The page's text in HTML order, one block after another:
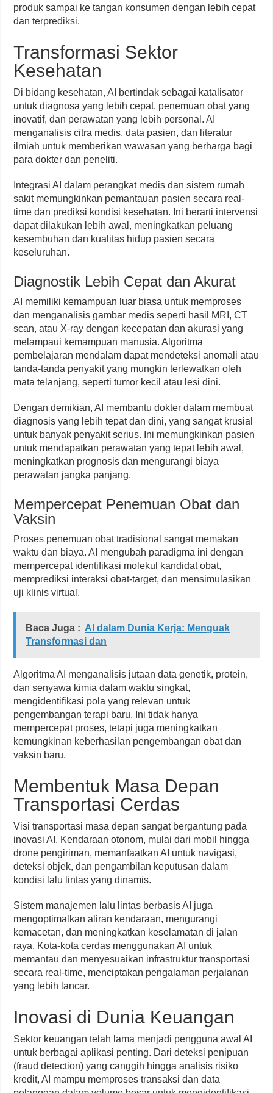
produk sampai ke tangan konsumen dengan lebih cepat
dan terprediksi.
Transformasi Sektor
Kesehatan
Di bidang kesehatan, AI bertindak sebagai katalisator
untuk diagnosa yang lebih cepat, penemuan obat yang
inovatif, dan perawatan yang lebih personal. AI
menganalisis citra medis, data pasien, dan literatur
ilmiah untuk memberikan wawasan yang berharga bagi
para dokter dan peneliti.
Integrasi AI dalam perangkat medis dan sistem rumah
sakit memungkinkan pemantauan pasien secara real-
time dan prediksi kondisi kesehatan. Ini berarti intervensi
dapat dilakukan lebih awal, meningkatkan peluang
kesembuhan dan kualitas hidup pasien secara
keseluruhan.
Diagnostik Lebih Cepat dan Akurat
AI memiliki kemampuan luar biasa untuk memproses
dan menganalisis gambar medis seperti hasil MRI, CT
scan, atau X-ray dengan kecepatan dan akurasi yang
melampaui kemampuan manusia. Algoritma
pembelajaran mendalam dapat mendeteksi anomali atau
tanda-tanda penyakit yang mungkin terlewatkan oleh
mata telanjang, seperti tumor kecil atau lesi dini.
Dengan demikian, AI membantu dokter dalam membuat
diagnosis yang lebih tepat dan dini, yang sangat krusial
untuk banyak penyakit serius. Ini memungkinkan pasien
untuk mendapatkan perawatan yang tepat lebih awal,
meningkatkan prognosis dan mengurangi biaya
perawatan jangka panjang.
Mempercepat Penemuan Obat dan
Vaksin
Proses penemuan obat tradisional sangat memakan
waktu dan biaya. AI mengubah paradigma ini dengan
mempercepat identifikasi molekul kandidat obat,
memprediksi interaksi obat-target, dan mensimulasikan
uji klinis virtual.
Baca Juga : AI dalam Dunia Kerja: Menguak
Transformasi dan
Algoritma AI menganalisis jutaan data genetik, protein,
dan senyawa kimia dalam waktu singkat,
mengidentifikasi pola yang relevan untuk
pengembangan terapi baru. Ini tidak hanya
mempercepat proses, tetapi juga meningkatkan
kemungkinan keberhasilan pengembangan obat dan
vaksin baru.
Membentuk Masa Depan
Transportasi Cerdas
Visi transportasi masa depan sangat bergantung pada
inovasi AI. Kendaraan otonom, mulai dari mobil hingga
drone pengiriman, memanfaatkan AI untuk navigasi,
deteksi objek, dan pengambilan keputusan dalam
kondisi lalu lintas yang dinamis.
Sistem manajemen lalu lintas berbasis AI juga
mengoptimalkan aliran kendaraan, mengurangi
kemacetan, dan meningkatkan keselamatan di jalan
raya. Kota-kota cerdas menggunakan AI untuk
memantau dan menyesuaikan infrastruktur transportasi
secara real-time, menciptakan pengalaman perjalanan
yang lebih lancar.
Inovasi di Dunia Keuangan
Sektor keuangan telah lama menjadi pengguna awal AI
untuk berbagai aplikasi penting. Dari deteksi penipuan
(fraud detection) yang canggih hingga analisis risiko
kredit, AI mampu memproses transaksi dan data